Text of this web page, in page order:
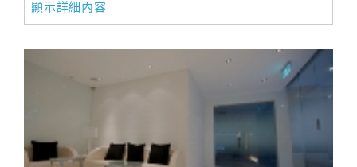
顯示詳細內容